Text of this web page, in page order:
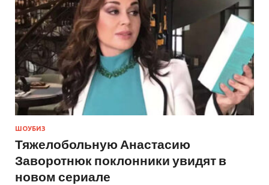
ШОУБИЗ
Тяжелобольную Анастасию
Заворотнюк поклонники увидят в
новом сериале